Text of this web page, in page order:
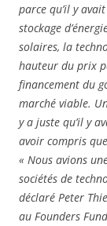
parce qu’il y
stockage
solaires, la
hauteur du prix
financement du
marché viable.
y a juste qu’il y
avoir compris
« Nous avions
sociétés de
déclaré Peter
au Founders